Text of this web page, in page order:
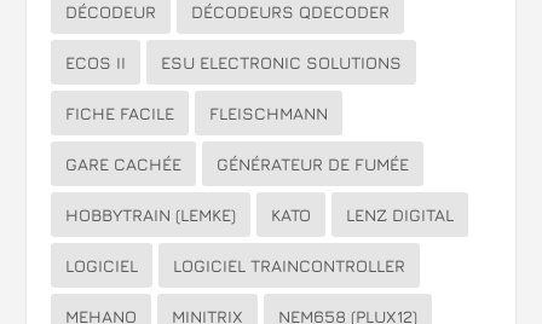
DÉCODEUR DÉCODEURS QDECODER
ECOS II ESU ELECTRONIC SOLUTIONS
FICHE FACILE FLEISCHMANN
GARE CACHÉE GÉNÉRATEUR DE FUMÉE
HOBBYTRAIN (LEMKE) KATO LENZ DIGITAL
LOGICIEL LOGICIEL TRAINCONTROLLER
MEHANO MINITRIX NEM658 (PLUX12)